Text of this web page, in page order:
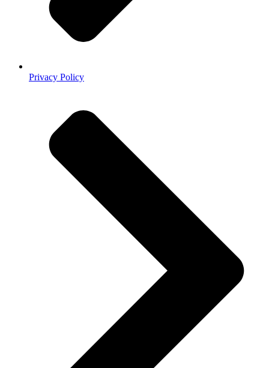
Privacy Policy